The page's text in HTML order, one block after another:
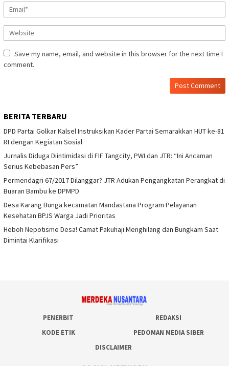
Save my name, email, and website in this browser for the next time I
comment.
BERITA TERBARU
DPD Partai Golkar Kalsel Instruksikan Kader Partai Semarakkan HUT ke-81
RI dengan Kegiatan Sosial
Jurnalis Diduga Diintimidasi di FIF Tangcity, PWI dan JTR: “Ini Ancaman
Serius Kebebasan Pers”
Permendagri 67/2017 Dilanggar? JTR Adukan Pengangkatan Perangkat di
Buaran Bambu ke DPMPD
Desa Karang Bunga kecamatan Mandastana Program Pelayanan
Kesehatan BPJS Warga Jadi Prioritas
Heboh Nepotisme Desa! Camat Pakuhaji Menghilang dan Bungkam Saat
Dimintai Klarifikasi
PENERBIT
REDAKSI
KODE ETIK
PEDOMAN MEDIA SIBER
DISCLAIMER